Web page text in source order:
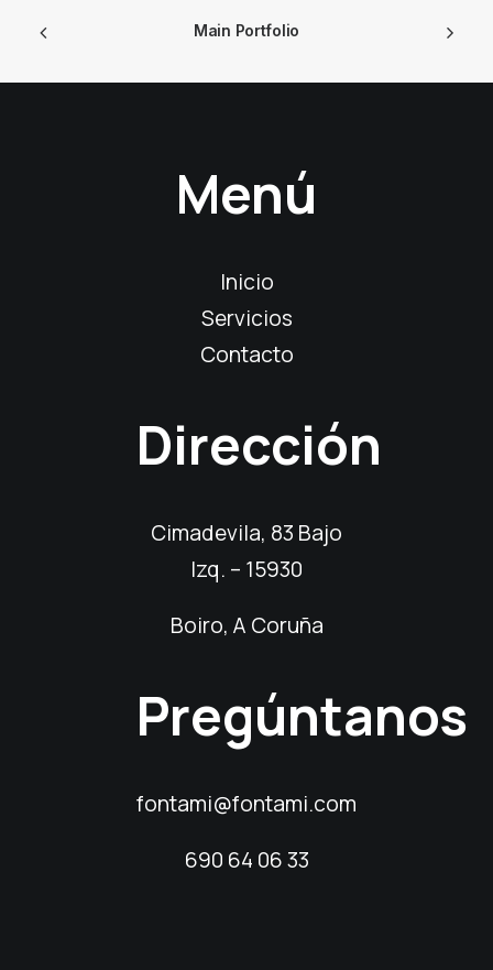
Main Portfolio
Menú
Inicio
Servicios
Contacto
Dirección
Cimadevila, 83 Bajo
Izq. – 15930
Boiro, A Coruña
Pregúntanos
fontami@fontami.com
690 64 06 33